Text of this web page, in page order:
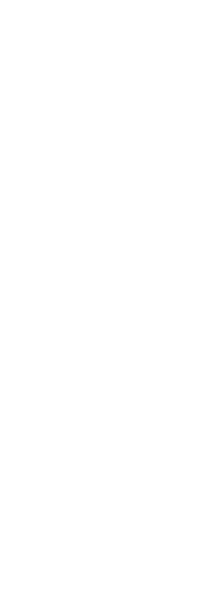
favoritos
favoritos
favoritos